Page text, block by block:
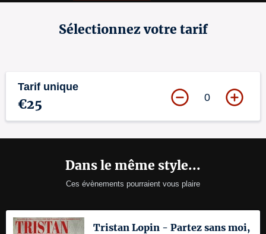
Sélectionnez votre tarif
Tarif unique
€25 0
Dans le même style...
Ces évènements pourraient vous plaire
Tristan Lopin - Partez sans moi,